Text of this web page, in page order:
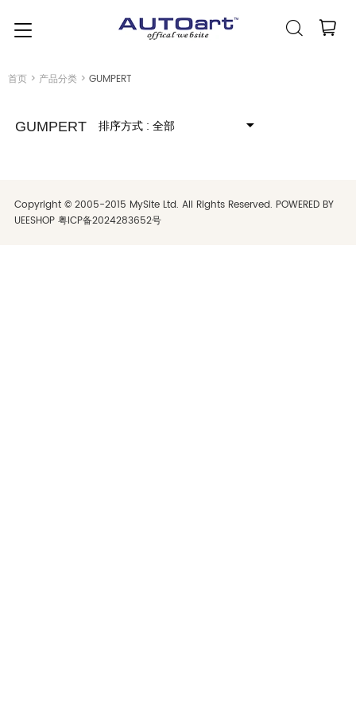
首页 > 产品分类 > GUMPERT
GUMPERT 排序方式 : 全部
Copyright © 2005-2015 MySite Ltd. All Rights Reserved. POWERED BY
UEESHOP 粤ICP备2024283652号